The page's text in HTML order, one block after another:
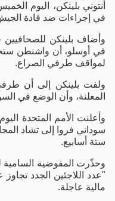
أنتوني بلينكن، اليوم
في إجراءات ضد قادة
وأضاف بلينكن
في أوسلو، أن واشنطن
لمواقف طرفي الصراع.
ولفت بلينكن إلى أن
المعلنة، وأن الوضع في
وأعلنت الأمم المتحدة
سوداني فروا إلى تشاد
ستة أسابيع.
وحذّرت المفوضية السامية
"عدد اللاجئين الجدد
مالية عاجلة.